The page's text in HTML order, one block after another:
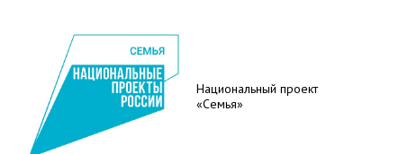
Национальный проект
«Семья»